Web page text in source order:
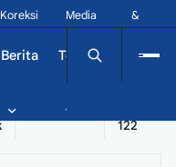
Koreksi
Media
&
Berita Tekno Dinamika
Seychelles
122